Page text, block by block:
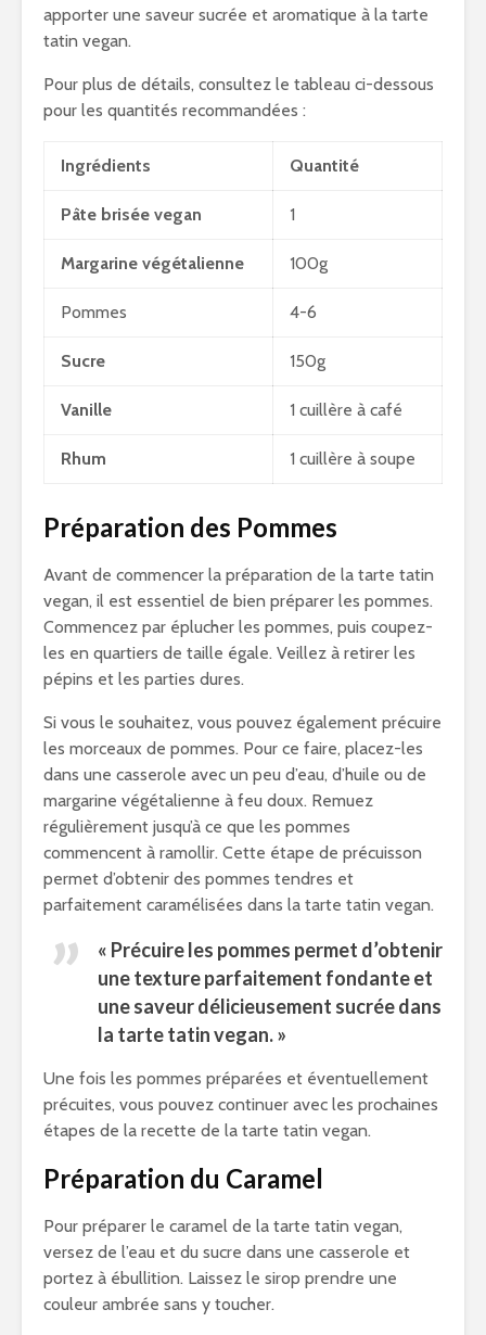
apporter une saveur sucrée et aromatique à la tarte
tatin vegan.
Pour plus de détails, consultez le tableau ci-dessous
pour les quantités recommandées :
Ingrédients Quantité
Pâte brisée vegan 1
Margarine végétalienne 100g
Pommes 4-6
Sucre 150g
Vanille 1 cuillère à café
Rhum 1 cuillère à soupe
Préparation des Pommes
Avant de commencer la préparation de la tarte tatin
vegan, il est essentiel de bien préparer les pommes.
Commencez par éplucher les pommes, puis coupez-
les en quartiers de taille égale. Veillez à retirer les
pépins et les parties dures.
Si vous le souhaitez, vous pouvez également précuire
les morceaux de pommes. Pour ce faire, placez-les
dans une casserole avec un peu d’eau, d’huile ou de
margarine végétalienne à feu doux. Remuez
régulièrement jusqu’à ce que les pommes
commencent à ramollir. Cette étape de précuisson
permet d’obtenir des pommes tendres et
parfaitement caramélisées dans la tarte tatin vegan.
« Précuire les pommes permet d’obtenir
une texture parfaitement fondante et
une saveur délicieusement sucrée dans
la tarte tatin vegan. »
Une fois les pommes préparées et éventuellement
précuites, vous pouvez continuer avec les prochaines
étapes de la recette de la tarte tatin vegan.
Préparation du Caramel
Pour préparer le caramel de la tarte tatin vegan,
versez de l’eau et du sucre dans une casserole et
portez à ébullition. Laissez le sirop prendre une
couleur ambrée sans y toucher.